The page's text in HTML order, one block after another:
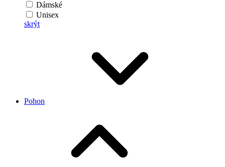
Dámské
Unisex
skrýt
Pohon